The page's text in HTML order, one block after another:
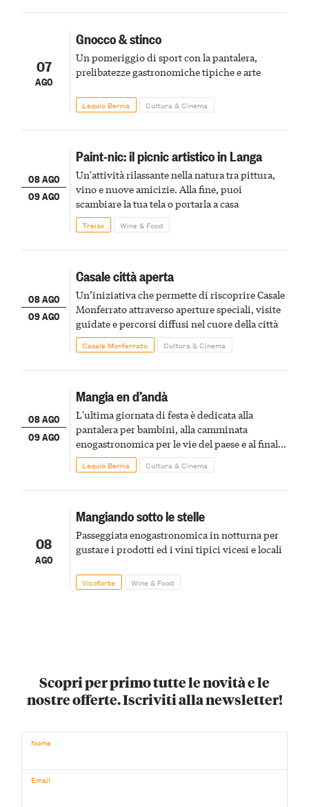
07
AGO
Gnocco & stinco
Un pomeriggio di sport con la pantalera,
prelibatezze gastronomiche tipiche e arte
Lequio Berria Cultura & Cinema
08 AGO
09 AGO
Paint-nic: il picnic artistico in Langa
Un'attività rilassante nella natura tra pittura,
vino e nuove amicizie. Alla fine, puoi
scambiare la tua tela o portarla a casa
Treiso Wine & Food
08 AGO
09 AGO
Casale città aperta
Un’iniziativa che permette di riscoprire Casale
Monferrato attraverso aperture speciali, visite
guidate e percorsi diffusi nel cuore della città
Casale Monferrato Cultura & Cinema
08 AGO
09 AGO
Mangia en d’andà
L'ultima giornata di festa è dedicata alla
pantalera per bambini, alla camminata
enogastronomica per le vie del paese e al finale
pirotecnico
Lequio Berria Cultura & Cinema
08
AGO
Mangiando sotto le stelle
Passeggiata enogastronomica in notturna per
gustare i prodotti ed i vini tipici vicesi e locali
Vicoforte Wine & Food
Scopri per primo tutte le novità e le
nostre offerte. Iscriviti alla newsletter!
Nome
Email